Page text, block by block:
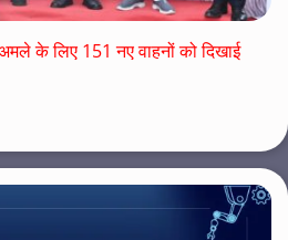
के लिए 151 नए वाहनों को दिखाई